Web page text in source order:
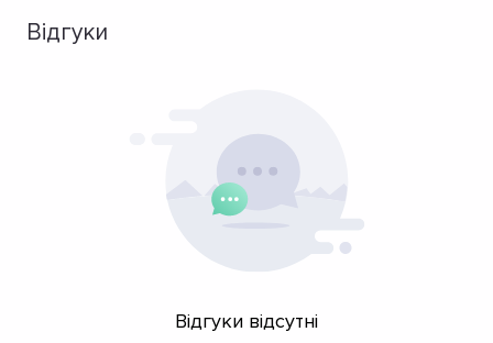
Відгуки
Відгуки відсутні